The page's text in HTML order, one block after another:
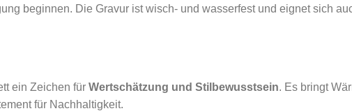
beginnen. Die Gravur ist wisch- und wasserfest und eignet sich
ein Zeichen für Wertschätzung und Stilbewusstsein. Es bringt
für Nachhaltigkeit.